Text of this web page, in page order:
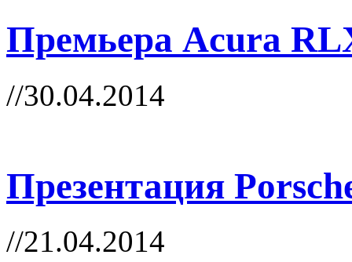
Премьера Acura
//30.04.2014
Презентация
//21.04.2014